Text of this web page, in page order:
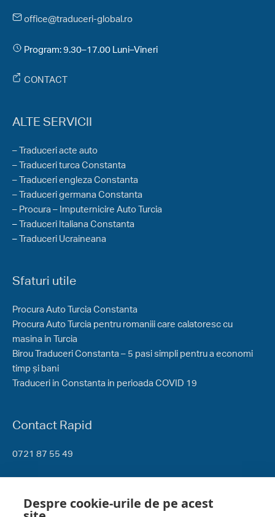
Despre cookie-urile de pe acest
office@traduceri-global.ro
Program: 9.30–17.00 Luni–Vineri
CONTACT
ALTE SERVICII
– Traduceri acte auto
– Traduceri turca Constanta
– Traduceri engleza Constanta
– Traduceri germana Constanta
– Procura – Imputernicire Auto Turcia
–Traduceri Italiana Constanta
–Traduceri Ucraineana
Sfaturi utile
Procura Auto Turcia Constanta
Procura Auto Turcia pentru romaniii care calatoresc cu
masina in Turcia
Birou Traduceri Constanta – 5 pasi simpli pentru a economi
timp și bani
Traduceri in Constanta in perioada COVID 19
Contact Rapid
0721 87 55 49